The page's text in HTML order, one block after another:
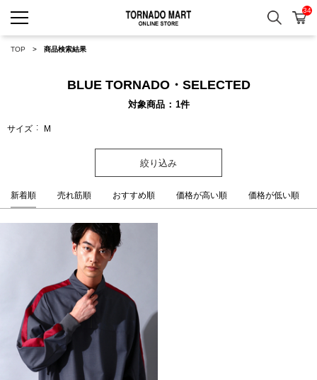
検索 カ
34
TOP 商品検索結果
BLUE TORNADO・SELECTED
対象商品 1件
サイズ M
絞り込み
新着順 売れ筋順 おすすめ順 価格が高い順 価格が低い順